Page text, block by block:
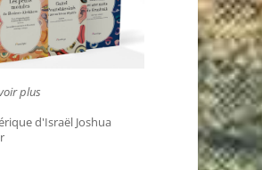
plus
d'Israël Joshua